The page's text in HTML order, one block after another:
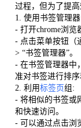
过程，但为了提
1. 使用书签管理
- 打开chrome浏览
- 点击菜单按钮（
> “书签管理器”。
- 在书签管理器中
准对书签进行排序
2. 利用标签页组:
- 将相似的书签或
和快速访问。
- 可以通过点击浏